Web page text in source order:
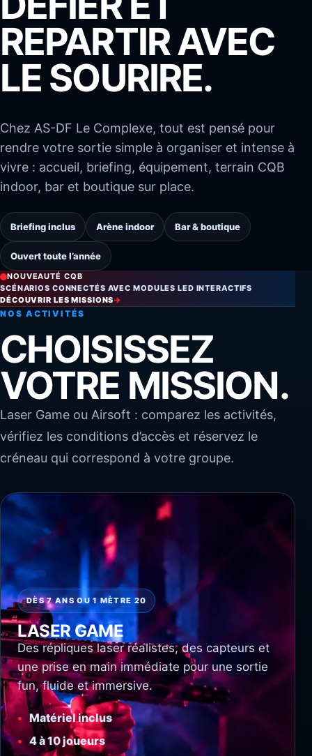
REPARTIR AVEC
LE SOURIRE.
Chez AS-DF Le Complexe, tout est pensé pour
rendre votre sortie simple à organiser et intense à
vivre : accueil, briefing, équipement, terrain CQB
indoor, bar et boutique sur place.
Briefing inclus Arène indoor Bar & boutique
Ouvert toute l’année
NOUVEAUTÉ CQB
SCÉNARIOS CONNECTÉS AVEC MODULES LED INTERACTIFS
DÉCOUVRIR LES MISSIONS→
NOS ACTIVITÉS
CHOISISSEZ
VOTRE MISSION.
Laser Game ou Airsoft : comparez les activités,
vérifiez les conditions d’accès et réservez le
créneau qui correspond à votre groupe.
DÈS 7 ANS OU 1 MÈTRE 20
LASER GAME
Des répliques laser réalistes, des capteurs et
une prise en main immédiate pour une sortie
fun, fluide et immersive.
Matériel inclus
4 à 10 joueurs